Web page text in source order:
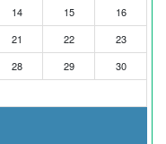
14 15
16
21 22
23
28 29
30